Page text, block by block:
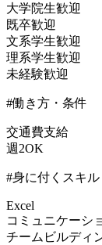
大学院生歓迎
既卒歓迎
文系学生歓迎
理系学生歓迎
未経験歓迎
#働き方・条件
交通費支給
週2OK
#身に付くスキル
Excel
コミュニケーシ
チームビルディ